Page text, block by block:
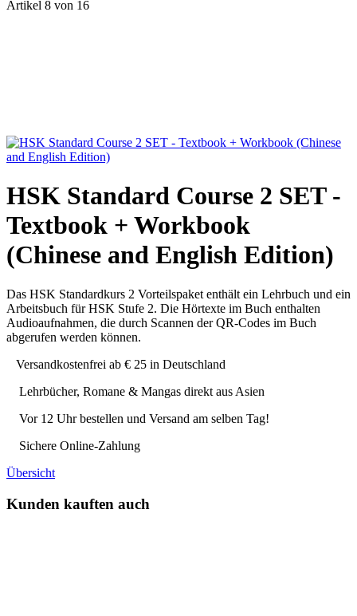
Artikel 8 von 16
HSK Standard Course 2 SET -
Textbook + Workbook
(Chinese and English Edition)
Das HSK Standardkurs 2 Vorteilspaket enthält ein Lehrbuch und ein
Arbeitsbuch für HSK Stufe 2. Die Hörtexte im Buch enthalten
Audioaufnahmen, die durch Scannen der QR-Codes im Buch
abgerufen werden können.
Versandkostenfrei ab € 25 in Deutschland
Lehrbücher, Romane & Mangas direkt aus Asien
Vor 12 Uhr bestellen und Versand am selben Tag!
Sichere Online-Zahlung
Übersicht
Kunden kauften auch